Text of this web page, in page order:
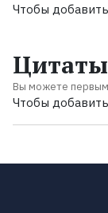
Чтобы
Цитаты
Вы можете
Чтобы